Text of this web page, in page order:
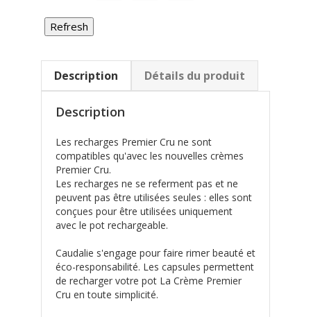
Description Détails du produit
Description
Les recharges Premier Cru ne sont
compatibles qu'avec les nouvelles crèmes
Premier Cru.
Les recharges ne se referment pas et ne
peuvent pas être utilisées seules : elles sont
conçues pour être utilisées uniquement
avec le pot rechargeable.
Caudalie s'engage pour faire rimer beauté et
éco-responsabilité. Les capsules permettent
de recharger votre pot La Crème Premier
Cru en toute simplicité.